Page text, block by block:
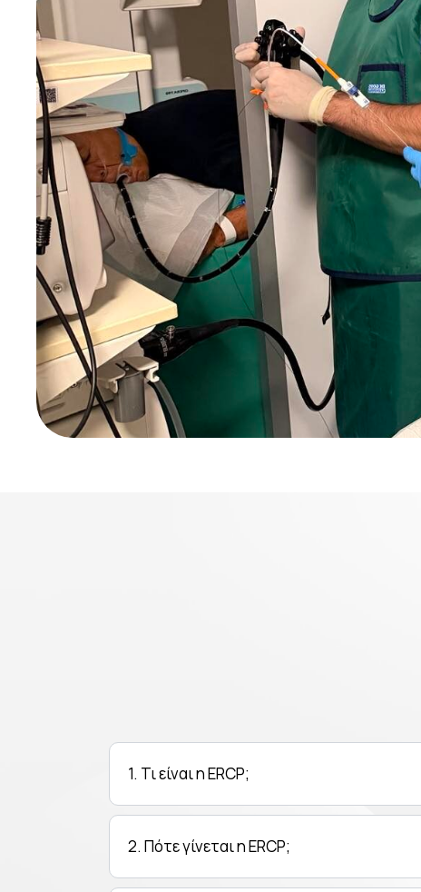
1. Τι είναι η ERCP;
2. Πότε γίνεται η ERCP;